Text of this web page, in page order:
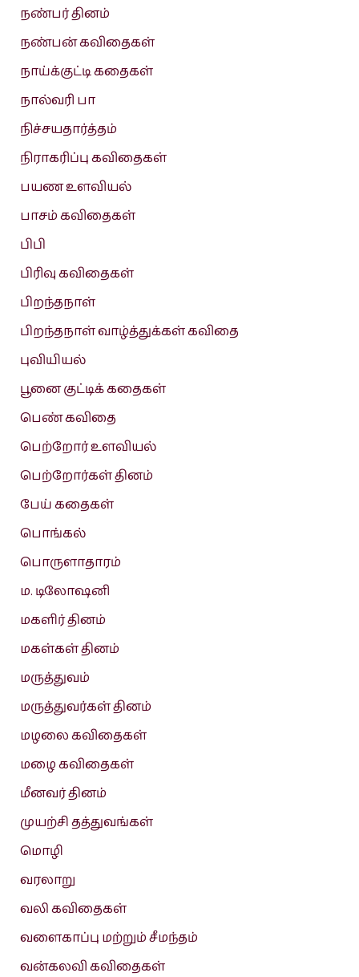
நண்பர் தினம்
நண்பன் கவிதைகள்
நாய்க்குட்டி கதைகள்
நால்வரி பா
நிச்சயதார்த்தம்
நிராகரிப்பு கவிதைகள்
பயண உளவியல்
பாசம் கவிதைகள்
பிபி
பிரிவு கவிதைகள்
பிறந்தநாள்
பிறந்தநாள் வாழ்த்துக்கள் கவிதை
புவியியல்
பூனை குட்டிக் கதைகள்
பெண் கவிதை
பெற்றோர் உளவியல்
பெற்றோர்கள் தினம்
பேய் கதைகள்
பொங்கல்
பொருளாதாரம்
ம. டிலோஷனி
மகளிர் தினம்
மகள்கள் தினம்
மருத்துவம்
மருத்துவர்கள் தினம்
மழலை கவிதைகள்
மழை கவிதைகள்
மீனவர் தினம்
முயற்சி தத்துவங்கள்
மொழி
வரலாறு
வலி கவிதைகள்
வளைகாப்பு மற்றும் சீமந்தம்
வன்கலவி கவிதைகள்